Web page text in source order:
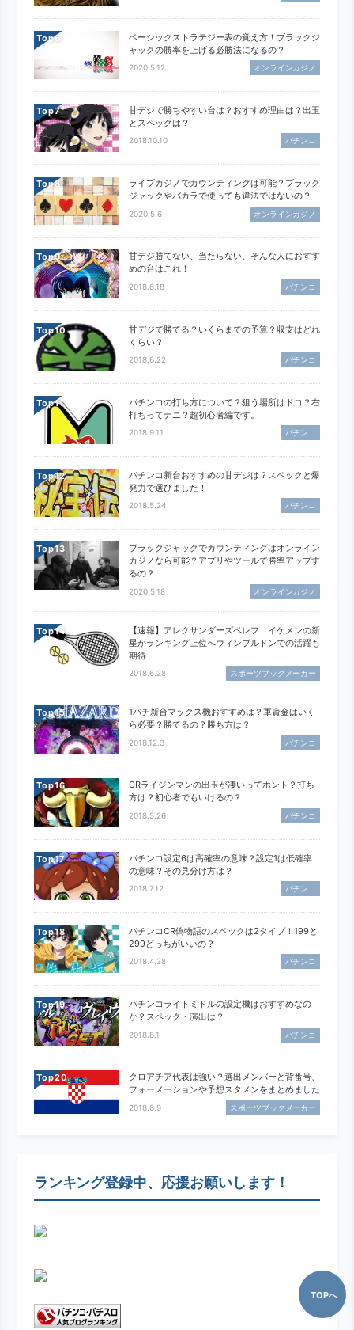
Top
ベーシックストラテジー表の覚え方！ブラックジ
ャックの勝率を上げる必勝法になるの？
2020.5.12 オンラインカジノ
Top
甘デジで勝ちやすい台は？おすすめ理由は？出玉
とスペックは？
2018.10.10 パチンコ
Top
ライブカジノでカウンティングは可能？ブラック
ジャックやバカラで使っても違法ではないの？
2020.5.6 オンラインカジノ
Top
甘デジ勝てない、当たらない、そんな人におすす
めの台はこれ！
2018.6.18 パチンコ
Top
甘デジで勝てる？いくらまでの予算？収支はどれ
くらい？
2018.6.22 パチンコ
Top
パチンコの打ち方について？狙う場所はドコ？右
打ちってナニ？超初心者編です。
2018.9.11 パチンコ
Top
パチンコ新台おすすめの甘デジは？スペックと爆
発力で選びました！
2018.5.24 パチンコ
Top
ブラックジャックでカウンティングはオンライン
カジノなら可能？アプリやツールで勝率アップす
るの？
2020.5.18 オンラインカジノ
Top
【速報】アレクサンダーズベレフ イケメンの新
星がランキング上位へウィンブルドンでの活躍も
期待
2018.6.28 スポーツブックメーカー
Top
1パチ新台マックス機おすすめは？軍資金はいく
ら必要？勝てるの？勝ち方は？
2018.12.3 パチンコ
Top
CRライジンマンの出玉が凄いってホント？打ち
方は？初心者でもいけるの？
2018.5.26 パチンコ
Top
パチンコ設定6は高確率の意味？設定1は低確率
の意味？その見分け方は？
2018.7.12 パチンコ
Top
パチンコCR偽物語のスペックは2タイプ！199と
299どっちがいいの？
2018.4.28 パチンコ
Top
パチンコライトミドルの設定機はおすすめなの
か？スペック・演出は？
2018.8.1 パチンコ
Top
クロアチア代表は強い？選出メンバーと背番号、
フォーメーションや予想スタメンをまとめました
2018.6.9 スポーツブックメーカー
ランキング登録中、応援お願いします！
TOPへ